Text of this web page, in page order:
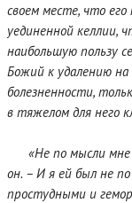
своем месте, что
уединенной келлии,
наибольшую пользу
Божий к удалению на
болезненности,
в тяжелом для него
«Не по мысли мне
он. – И я ей был не
простудными и